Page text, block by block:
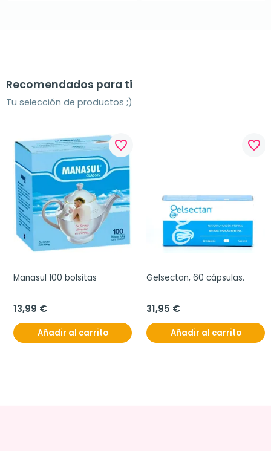
Recomendados para ti
Tu selección de productos ;)
favorite_border
Manasul 100 bolsitas
13,99 €
Añadir al carrito
favorite_border
Gelsectan, 60 cápsulas.
31,95 €
Añadir al carrito